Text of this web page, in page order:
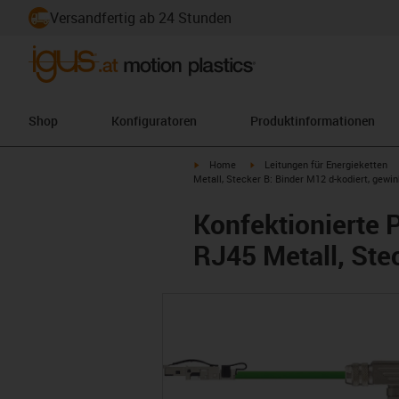
Versandfertig ab 24 Stunden
Shop Konfiguratoren Produktinformationen
igus-icon-arrow-right
Home igus-icon-arrow-right
Leitungen für Energieketten
Metall, Stecker B: Binder M12 d-kodiert,
Konfektionierte
RJ45 Metall,